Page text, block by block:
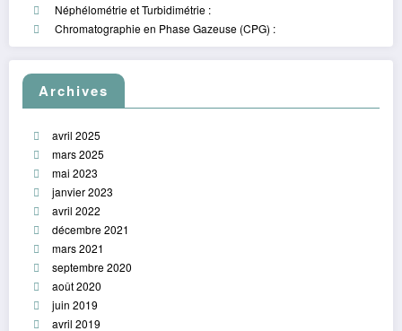
Néphélométrie et Turbidimétrie :
Chromatographie en Phase Gazeuse (CPG) :
Archives
avril 2025
mars 2025
mai 2023
janvier 2023
avril 2022
décembre 2021
mars 2021
septembre 2020
août 2020
juin 2019
avril 2019